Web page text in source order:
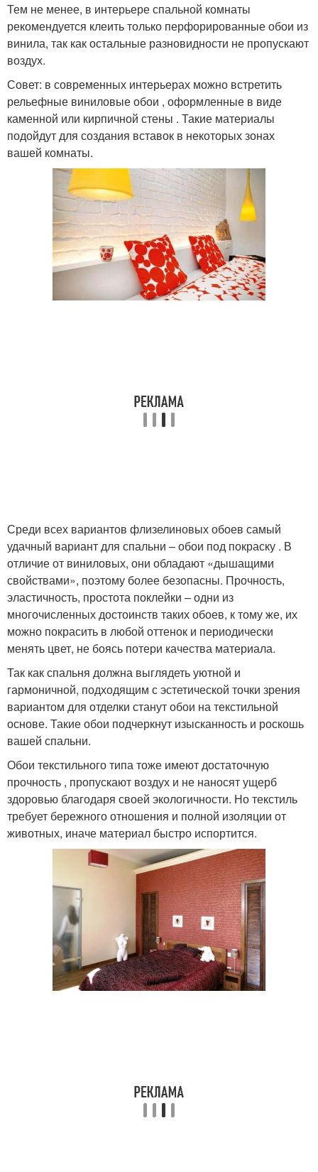
Тем не менее, в интерьере спальной комнаты
рекомендуется клеить только перфорированные обои из
винила, так как остальные разновидности не пропускают
воздух.
Совет: в современных интерьерах можно встретить
рельефные виниловые обои , оформленные в виде
каменной или кирпичной стены . Такие материалы
подойдут для создания вставок в некоторых зонах
вашей комнаты.
Среди всех вариантов флизелиновых обоев самый
удачный вариант для спальни – обои под покраску . В
отличие от виниловых, они обладают «дышащими
свойствами», поэтому более безопасны. Прочность,
эластичность, простота поклейки – одни из
многочисленных достоинств таких обоев, к тому же, их
можно покрасить в любой оттенок и периодически
менять цвет, не боясь потери качества материала.
Так как спальня должна выглядеть уютной и
гармоничной, подходящим с эстетической точки зрения
вариантом для отделки станут обои на текстильной
основе. Такие обои подчеркнут изысканность и роскошь
вашей спальни.
Обои текстильного типа тоже имеют достаточную
прочность , пропускают воздух и не наносят ущерб
здоровью благодаря своей экологичности. Но текстиль
требует бережного отношения и полной изоляции от
животных, иначе материал быстро испортится.